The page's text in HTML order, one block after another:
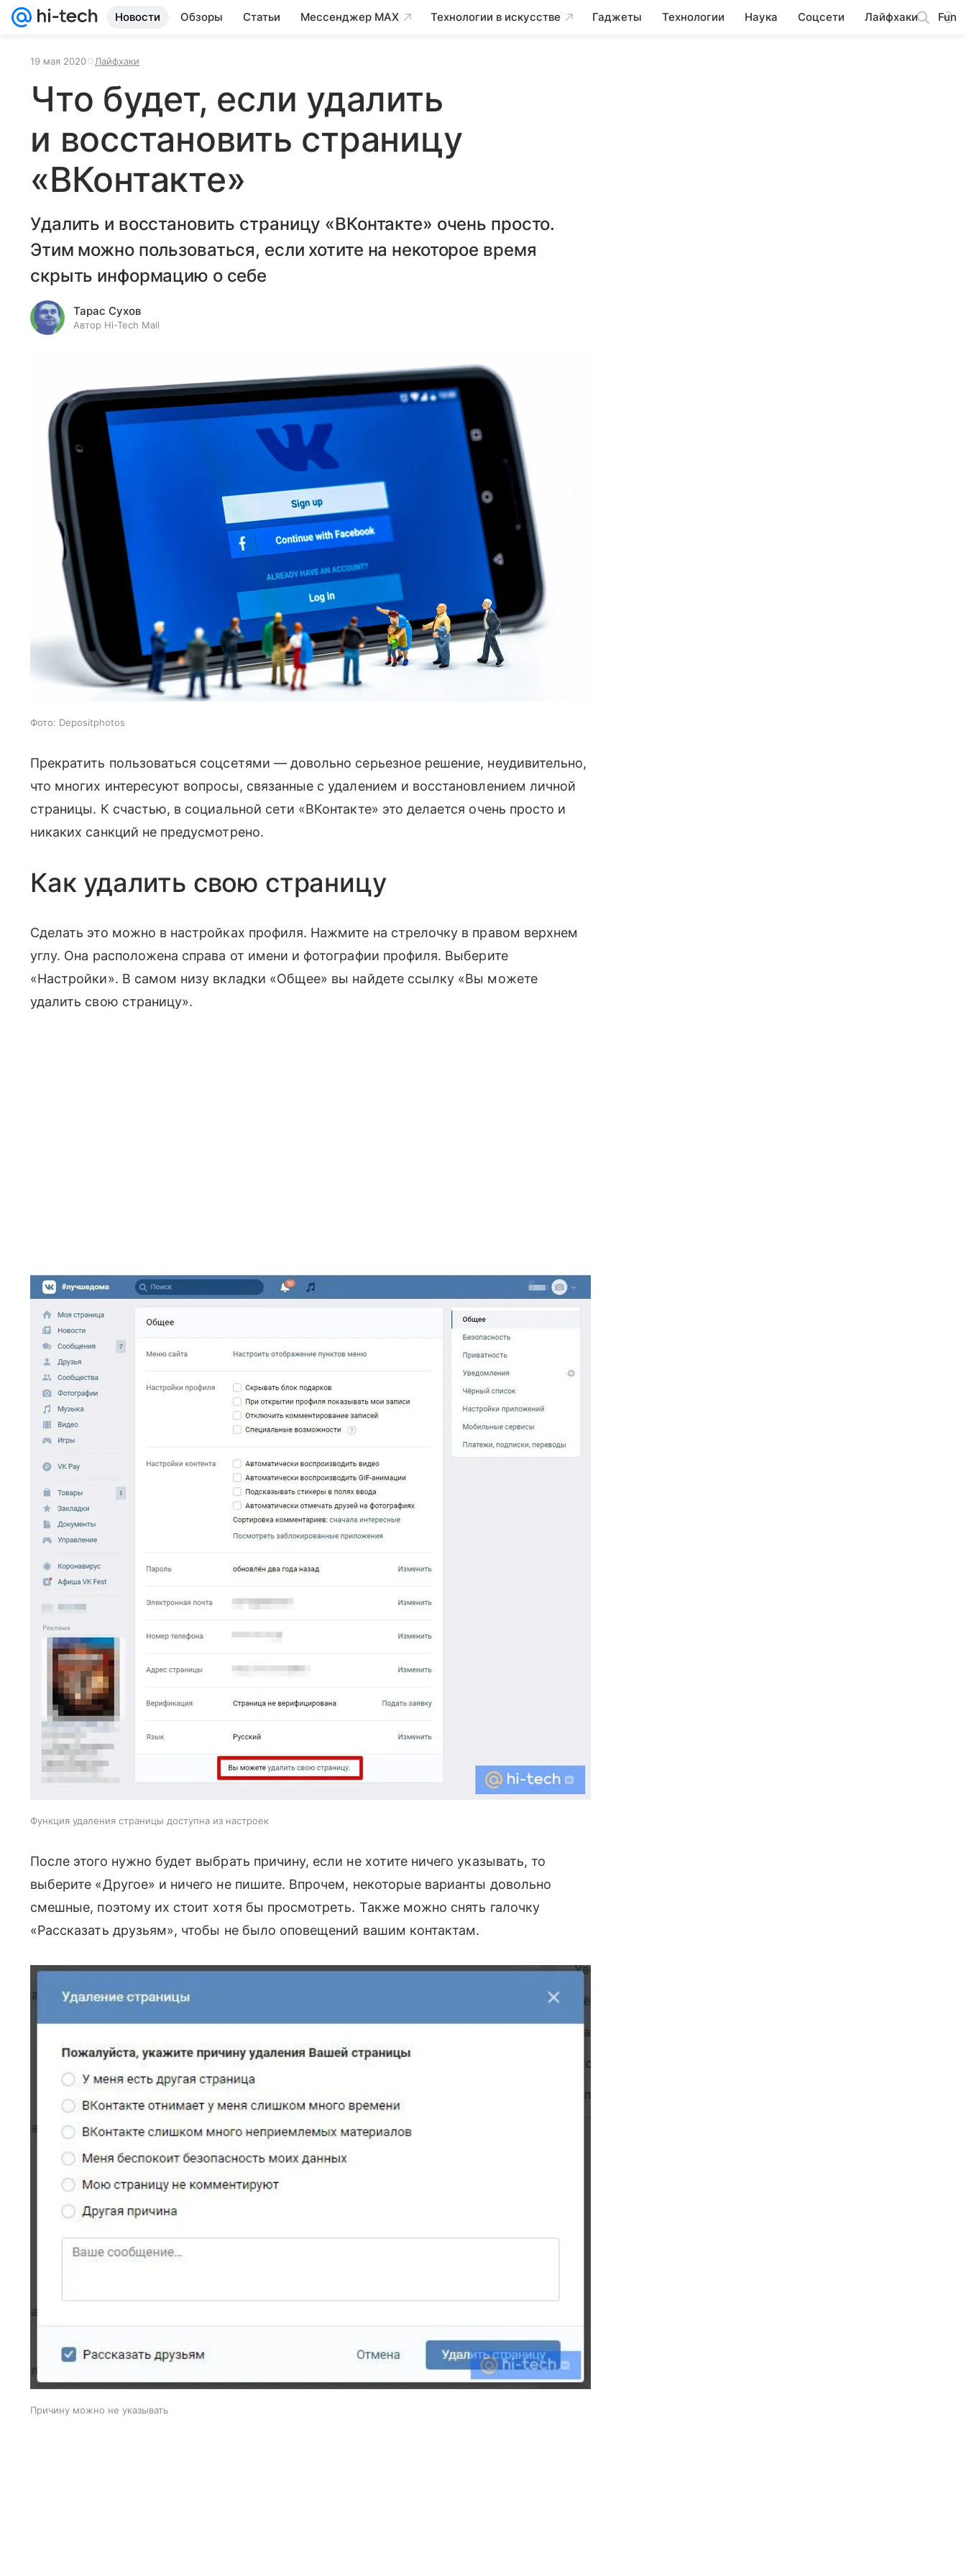
Новости Обзоры Статьи Мессенджер MAX Технологии в искусстве Гаджеты Технологии Наука Соцсети Лайфхаки Fun
19 мая 2020 Лайфхаки
Что будет, если удалить
и восстановить страницу
«ВКонтакте»
Удалить и восстановить страницу «ВКонтакте» очень просто.
Этим можно пользоваться, если хотите на некоторое время
скрыть информацию о себе
Тарас Сухов
Автор Hi-Tech Mail
Фото: Depositphotos
Прекратить пользоваться соцсетями — довольно серьезное решение, неудивительно,
что многих интересуют вопросы, связанные с удалением и восстановлением личной
страницы. К счастью, в социальной сети «ВКонтакте» это делается очень просто и
никаких санкций не предусмотрено.
Как удалить свою страницу
Сделать это можно в настройках профиля. Нажмите на стрелочку в правом верхнем
углу. Она расположена справа от имени и фотографии профиля. Выберите
«Настройки». В самом низу вкладки «Общее» вы найдете ссылку «Вы можете
удалить свою страницу».
Функция удаления страницы доступна из настроек
После этого нужно будет выбрать причину, если не хотите ничего указывать, то
выберите «Другое» и ничего не пишите. Впрочем, некоторые варианты довольно
смешные, поэтому их стоит хотя бы просмотреть. Также можно снять галочку
«Рассказать друзьям», чтобы не было оповещений вашим контактам.
Причину можно не указывать